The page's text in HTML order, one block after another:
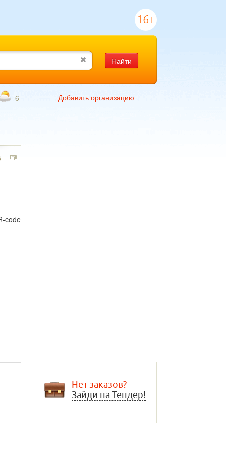
16+
Найти
-6
Добавить организацию
Нет заказов?
Зайди на Тендер!